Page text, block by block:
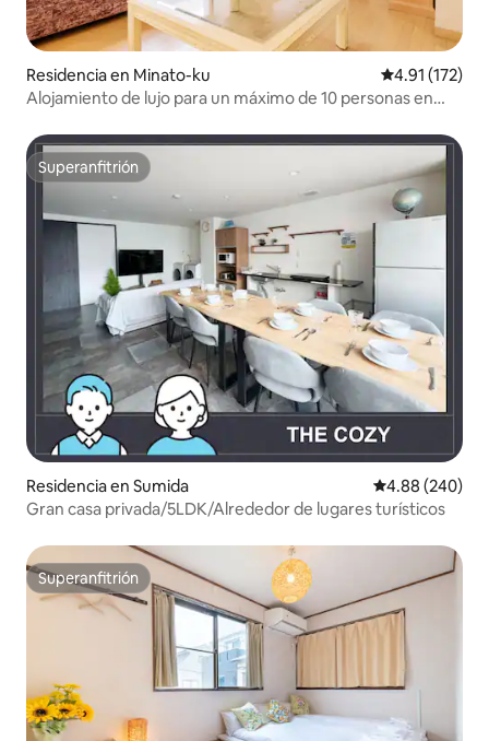
Residencia en Minato-ku Calificación
4.91 (172)
Alojamiento de lujo para un máximo de 10 personas en
Superanfitrión
Superanfitrión
Residencia en Sumida Calificación
4.88 (240)
Gran casa privada/5LDK/Alrededor de lugares turísticos
Superanfitrión
Superanfitrión